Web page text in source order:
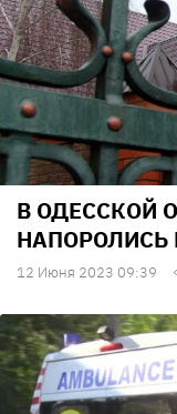
В ОДЕССКОЙ
НАПОРОЛИСЬ
12 Июня 2023 09:39